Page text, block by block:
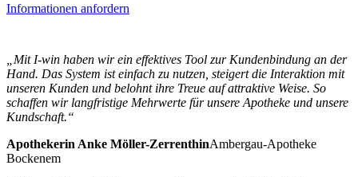
Informationen anfordern
„Mit I-win haben wir ein effektives Tool zur Kundenbindung an der
Hand. Das System ist einfach zu nutzen, steigert die Interaktion mit
unseren Kunden und belohnt ihre Treue auf attraktive Weise. So
schaffen wir langfristige Mehrwerte für unsere Apotheke und unsere
Kundschaft.“
Apothekerin Anke Möller-ZerrenthinAmbergau-Apotheke
Bockenem